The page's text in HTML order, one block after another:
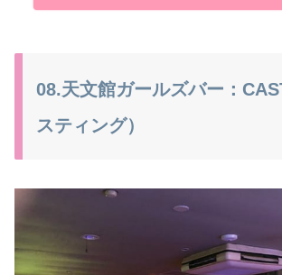
08.天文館ガールズバー：
スティング）